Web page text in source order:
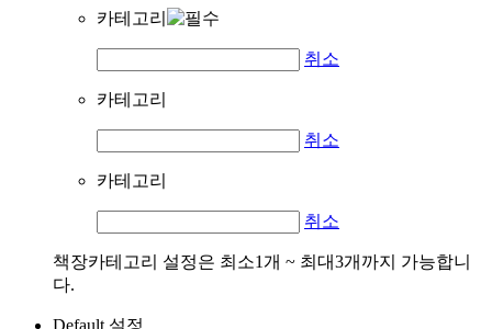
카테고리
취소
카테고리
취소
카테고리
취소
책장카테고리 설정은 최소1개 ~ 최대3개까지 가능합니
다.
Default 설정